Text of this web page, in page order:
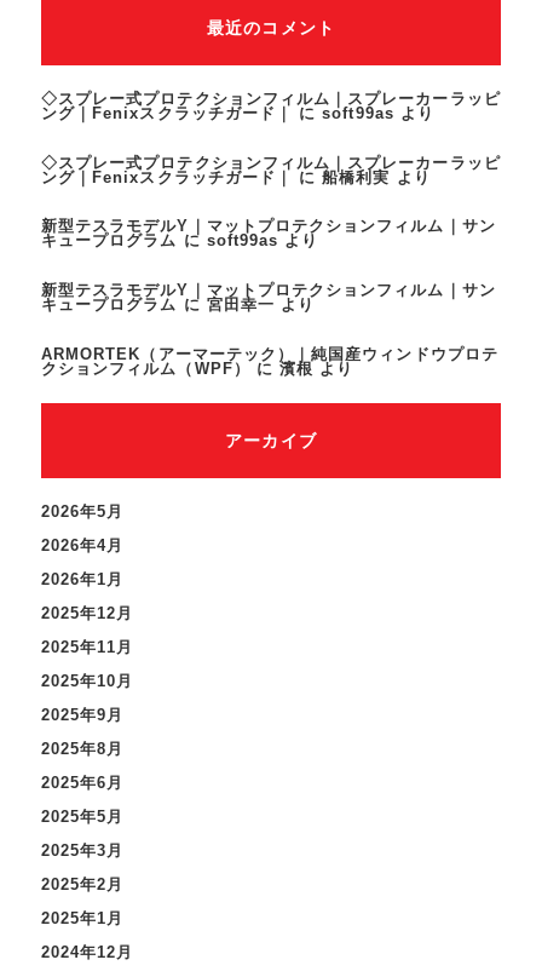
最近のコメント
◇スプレー式プロテクションフィルム｜スプレーカーラッピ
ング｜Fenixスクラッチガード｜
にsoft99as より
◇スプレー式プロテクションフィルム｜スプレーカーラッピ
ング｜Fenixスクラッチガード｜
に船橋利実 より
新型テスラモデルY｜マットプロテクションフィルム｜サン
キュープログラム に soft99as より
新型テスラモデルY｜マットプロテクションフィルム｜サン
キュープログラム に 宮田幸一 より
ARMORTEK（アーマーテック）｜純国産ウィンドウプロテ
クションフィルム（WPF）
に 濱根 より
アーカイブ
2026年5月
2026年4月
2026年1月
2025年12月
2025年11月
2025年10月
2025年9月
2025年8月
2025年6月
2025年5月
2025年3月
2025年2月
2025年1月
2024年12月